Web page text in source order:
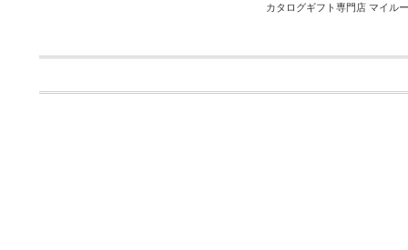
カタログギフト専門店 マイ